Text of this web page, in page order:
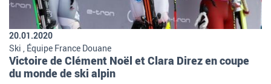
20.01.2020
Ski , Équipe France Douane
Victoire de Clément Noël et Clara Direz en coupe
du monde de ski alpin